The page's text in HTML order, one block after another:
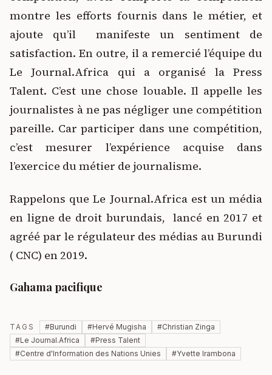
montre les efforts fournis dans le métier, et
ajoute qu’il manifeste un sentiment de
satisfaction. En outre, il a remercié l’équipe du
Le Journal.Africa qui a organisé la Press
Talent. C’est une chose louable. Il appelle les
journalistes à ne pas négliger une compétition
pareille. Car participer dans une compétition,
c’est mesurer l’expérience acquise dans
l’exercice du métier de journalisme.
Rappelons que Le Journal.Africa est un média
en ligne de droit burundais, lancé en 2017 et
agréé par le régulateur des médias au Burundi
( CNC) en 2019.
Gahama pacifique
TAGS #Burundi #Hervé Mugisha #Christian Zinga
#Le Journal.Africa #Press Talent
#Centre d'Information des Nations Unies #Yvette Irambona